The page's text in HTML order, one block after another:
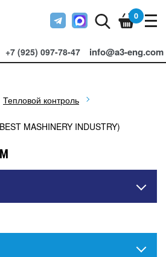
+7 (925) 097-78-47 info@a3-eng.com
0
Тепловой контроль
MASHINERY INDUSTRY)